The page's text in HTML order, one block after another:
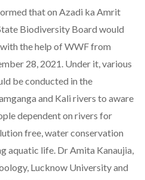
that on Azadi ka Amrit
Biodiversity Board would
the help of WWF from
28, 2021. Under it, various
be conducted in the
and Kali rivers to aware
dependent on rivers for
free, water conservation
aquatic life. Dr Amita Kanaujia,
Lucknow University and